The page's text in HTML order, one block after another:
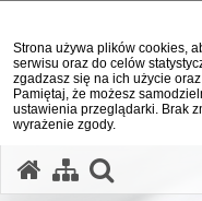
Strona używa plików cookies,
serwisu oraz do celów
zgadzasz się na ich użycie
Pamiętaj, że możesz
ustawienia przeglądarki. Brak
wyrażenie zgody.